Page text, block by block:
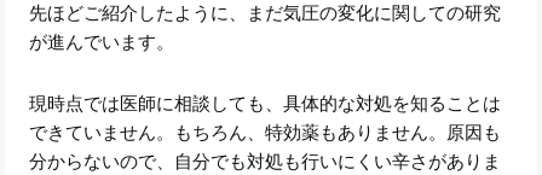
先ほどご紹介したように、まだ気圧の変化に関しての研究
が進んでいます。
現時点では医師に相談しても、具体的な対処を知ることは
できていません。もちろん、特効薬もありません。原因も
分からないので、自分でも対処も行いにくい辛さがありま